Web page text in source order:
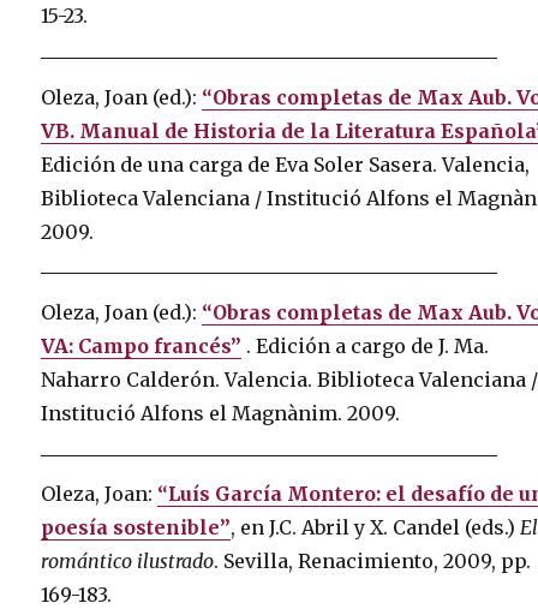
15-23.
Oleza, Joan (ed.): “Obras completas de Max Aub.
VB. Manual de Historia de la Literatura
Edición de una carga de Eva Soler Sasera.Valencia,
Biblioteca Valenciana / Institució Alfons el
2009.
Oleza, Joan (ed.): “Obras completas de Max Aub.
VA: Campo francés” .Edición a cargo de J. Ma.
Naharro Calderón.Valencia.Biblioteca Valenciana /
Institució Alfons el Magnànim.2009.
Oleza, Joan: “Luís García Montero: el desafío de
poesía sostenible”, en J.C. Abril y X. Candel (eds.)El
romántico ilustrado. Sevilla, Renacimiento, 2009, pp.
169-183.